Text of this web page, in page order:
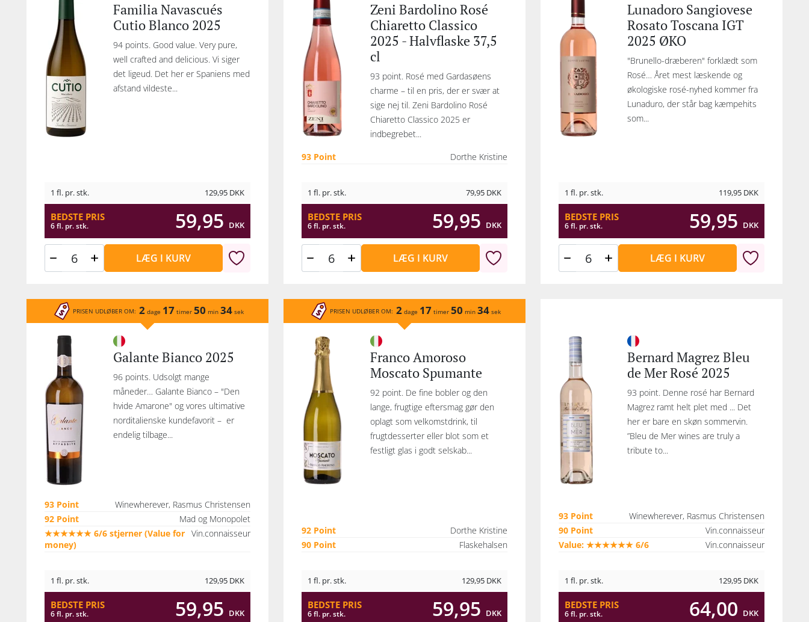
Familia Navascués
Cutio Blanco 2025
94 points. Good value. Very pure,
well crafted and delicious. Vi siger
det ligeud. Det her er Spaniens med
afstand vildeste...
1 fl. pr. stk. 129,95 DKK
BEDSTE PRIS
6 fl. pr. stk. 59,95 DKK
LÆG I KURV
Zeni Bardolino Rosé
Chiaretto Classico
2025 - Halvflaske 37,5
cl
93 point. Rosé med Gardasøens
charme – til en pris, der er svær at
sige nej til. Zeni Bardolino Rosé
Chiaretto Classico 2025 er
indbegrebet...
93 Point
Dorthe Kristine
1 fl. pr. stk. 79,95 DKK
BEDSTE PRIS
6 fl. pr. stk. 59,95 DKK
LÆG I KURV
Lunadoro Sangiovese
Rosato Toscana IGT
2025 ØKO
"Brunello-dræberen" forklædt som
Rosé… Året mest læskende og
økologiske rosé-nyhed kommer fra
Lunaduro, der står bag kæmpehits
som...
1 fl. pr. stk. 119,95 DKK
BEDSTE PRIS
6 fl. pr. stk. 59,95 DKK
LÆG I KURV
PRISEN UDLØBER OM: 2 dage 17 timer 50 min 34 sek
Galante Bianco 2025
96 points. Udsolgt mange
måneder… Galante Bianco – "Den
hvide Amarone" og vores ultimative
norditalienske kundefavorit – er
endelig tilbage...
93 Point
Winewherever, Rasmus Christensen
92 Point
Mad og Monopolet
★★★★★★ 6/6 stjerner (Value for
money)
Vin.connaisseur
1 fl. pr. stk. 129,95 DKK
BEDSTE PRIS
6 fl. pr. stk. 59,95 DKK
PRISEN UDLØBER OM: 2 dage 17 timer 50 min 34 sek
Franco Amoroso
Moscato Spumante
92 point. De fine bobler og den
lange, frugtige eftersmag gør den
oplagt som velkomstdrink, til
frugtdesserter eller blot som et
festligt glas i godt selskab...
92 Point
Dorthe Kristine
90 Point
Flaskehalsen
1 fl. pr. stk. 129,95 DKK
BEDSTE PRIS
6 fl. pr. stk. 59,95 DKK
Bernard Magrez Bleu
de Mer Rosé 2025
93 point. Denne rosé har Bernard
Magrez ramt helt plet med ... Det
her er bare en skøn sommervin.
”Bleu de Mer wines are truly a
tribute to...
93 Point
Winewherever, Rasmus Christensen
90 Point
Vin.connaisseur
Value: ★★★★★★ 6/6
Vin.connaisseur
1 fl. pr. stk. 129,95 DKK
BEDSTE PRIS
6 fl. pr. stk. 64,00 DKK